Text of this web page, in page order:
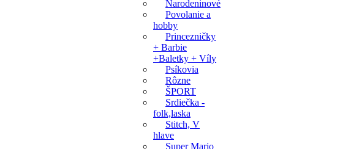
Narodeninové
Povolanie a
hobby
Princezničky
+ Barbie
+Baletky + Víly
Psíkovia
Rôzne
ŠPORT
Srdiečka -
folk,laska
Stitch, V
hlave
Super Mario